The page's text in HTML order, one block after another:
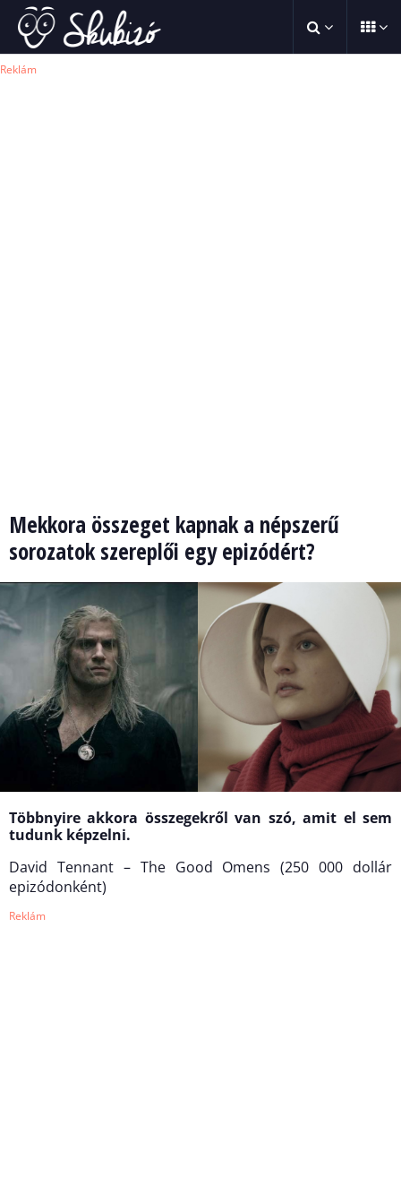
Reklám
Mekkora összeget kapnak a népszerű
sorozatok szereplői egy epizódért?
Többnyire akkora összegekről van szó, amit el sem
tudunk képzelni.
David Tennant – The Good Omens (250 000 dollár
epizódonként)
Reklám